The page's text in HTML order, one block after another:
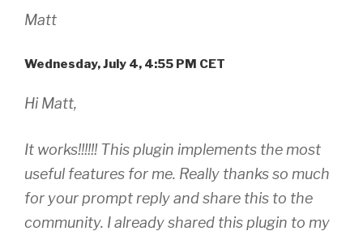
Matt
Wednesday, July 4, 4:55 PM CET
Hi Matt,
It works!!!!!! This plugin implements the most
useful features for me. Really thanks so much
for your prompt reply and share this to the
community. I already shared this plugin to my